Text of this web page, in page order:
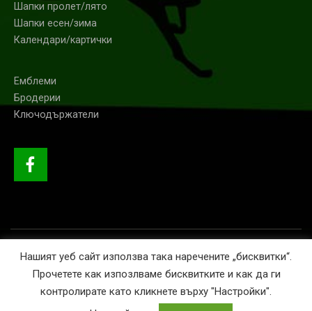
Шапки пролет/лято
Шапки есен/зима
Календари/картички
Емблеми
Бродерии
Ключодържатели
© GRINI 2020. Всички права запазени.
Нашият уеб сайт използва така наречените „бисквитки“.
Прочетете как изпозлваме бисквитките и как да ги
контролирате като кликнете върху "Настройки".
as a development site. Switch to a production